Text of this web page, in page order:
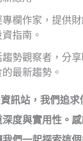
欄作家，提供
指南。
勢觀察者，分享
最新趨勢。
訊站，我們追求
深度與實用性。